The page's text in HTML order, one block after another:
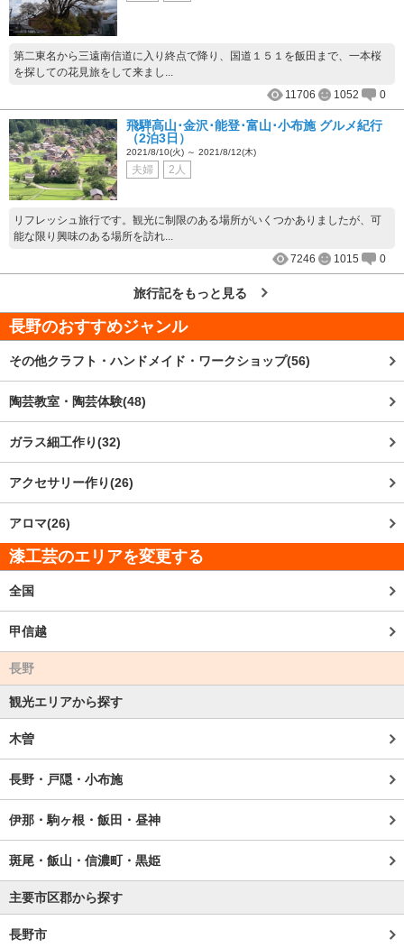
第二東名から三遠南信道に入り終点で降り、国道１５１を飯田まで、一本桜
を探しての花見旅をして来まし...
11706
1052 0
飛騨高山･金沢･能登･富山･小布施 グルメ紀行
（2泊3日）
2021/8/10(火) ～ 2021/8/12(木)
夫婦 2人
リフレッシュ旅行です。観光に制限のある場所がいくつかありましたが、可
能な限り興味のある場所を訪れ...
7246
1015 0
旅行記をもっと見る
長野のおすすめジャンル
その他クラフト・ハンドメイド・ワークショップ(56)
陶芸教室・陶芸体験(48)
ガラス細工作り(32)
アクセサリー作り(26)
アロマ(26)
漆工芸のエリアを変更する
全国
甲信越
長野
観光エリアから探す
木曽
長野・戸隠・小布施
伊那・駒ヶ根・飯田・昼神
斑尾・飯山・信濃町・黒姫
主要市区郡から探す
長野市